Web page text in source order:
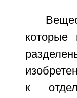
которые
к